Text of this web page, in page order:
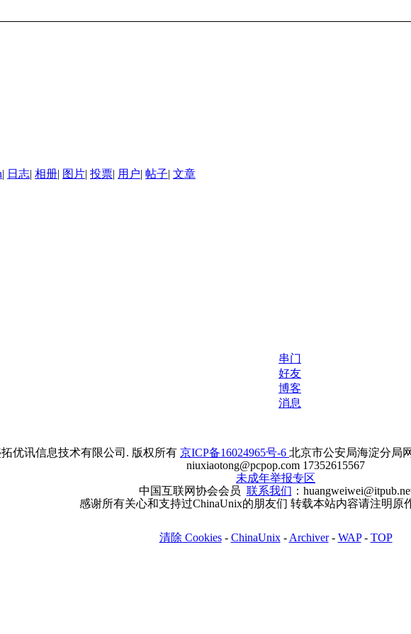
| 日志| 相册| 图片| 投票| 用户| 帖子| 文章
串门
好友
博客
消息
优讯信息技术有限公司. 版权所有 京ICP备16024965号-6 北京市公安局海淀分局
niuxiaotong@pcpop.com 17352615567
未成年举报专区
中国互联网协会会员 联系我们 ：
感谢所有关心和支持过ChinaUnix的朋友们 转载本站内容请注明原
清除 Cookies- ChinaUnix- Archiver- WAP- TOP